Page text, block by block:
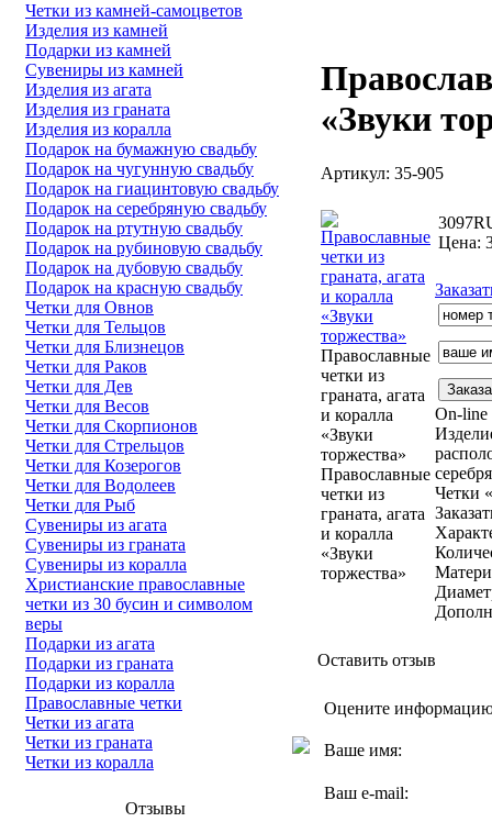
Четки из камней-самоцветов
Изделия из камней
Подарки из камней
Сувениры из камней
Изделия из агата
Изделия из граната
Изделия из коралла
Подарок на бумажную свадьбу
Подарок на чугунную свадьбу
Подарок на гиацинтовую свадьбу
Подарок на серебряную свадьбу
Подарок на ртутную свадьбу
Подарок на рубиновую свадьбу
Подарок на дубовую свадьбу
Подарок на красную свадьбу
Четки для Овнов
Четки для Тельцов
Четки для Близнецов
Четки для Раков
Четки для Дев
Четки для Весов
Четки для Скорпионов
Четки для Стрельцов
Четки для Козерогов
Четки для Водолеев
Четки для Рыб
Сувениры из агата
Сувениры из граната
Сувениры из коралла
Христианские православные
четки из 30 бусин и символом
веры
Подарки из агата
Подарки из граната
Подарки из коралла
Православные четки
Четки из агата
Четки из граната
Четки из коралла
Отзывы
«Звуки
Артикул: 35-905
Православные
четки из
граната, агата
и коралла
«Звуки
торжества»
Православные
четки из
граната, агата
и коралла
«Звуки
торжества»
3097
Цена:
On-line
Четки
Оставить отзыв
Оцените
Ваше имя:
Ваш e-mail: